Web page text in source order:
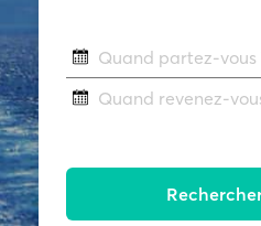
Quand partez-vous
Quand revenez-